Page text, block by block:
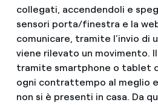
collegati, accendendoli e
sensori porta/finestra e la
comunicare, tramite l’invio di
viene rilevato un movimento.
tramite smartphone o tablet
ogni contrattempo al meglio
non si è presenti in casa. Da